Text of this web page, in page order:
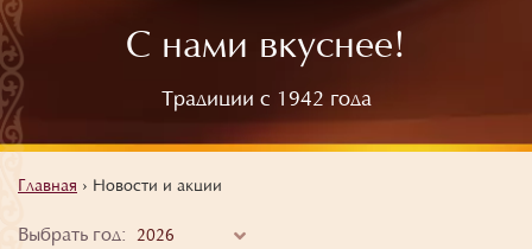
С нами вкуснее!
Традиции с 1942 года
Главная › Новости и акции
Выбрать год: